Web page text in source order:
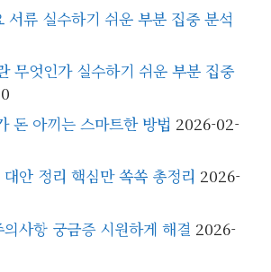
서류 실수하기 쉬운 부분 집중 분석
무엇인가 실수하기 쉬운 부분 집중
돈 아끼는 스마트한 방법 2026-02-
안 정리 핵심만 쏙쏙 총정리 2026-
사항 궁금증 시원하게 해결 2026-